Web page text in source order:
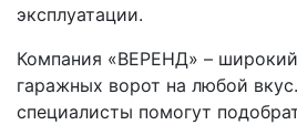
эксплуатации.
Компания «ВЕРЕНД» –
гаражных ворот на любой
специалисты помогут